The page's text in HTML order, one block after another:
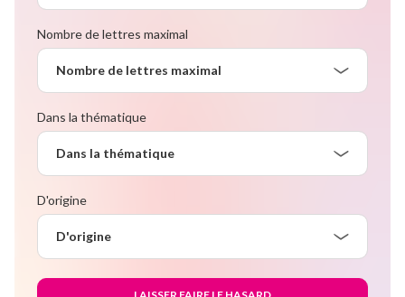
Nombre de lettres maximal
Nombre de lettres maximal
Dans la thématique
Dans la thématique
D'origine
D'origine